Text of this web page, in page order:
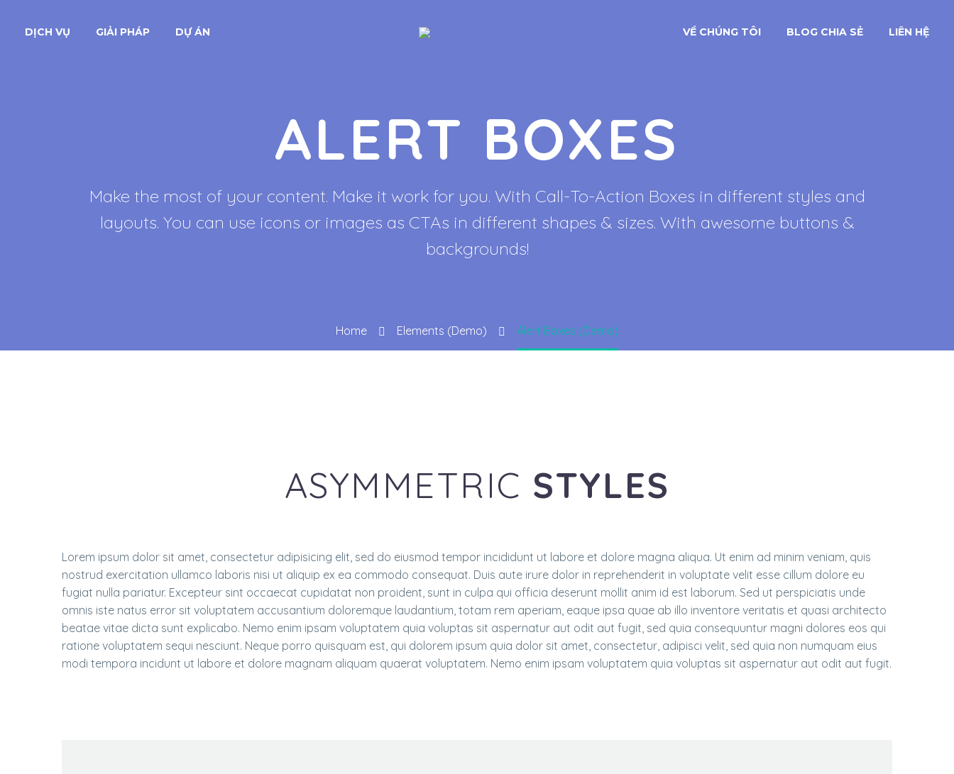
DỊCH VỤ GIẢI PHÁP DỰ ÁN VỀ CHÚNG TÔI BLOG CHIA SẺ LIÊN HỆ
ALERT BOXES
Make the most of your content. Make it work for you. With Call-To-Action Boxes in different styles and
layouts. You can use icons or images as CTAs in different shapes & sizes. With awesome buttons &
backgrounds!
Home Elements (Demo) Alert Boxes (Demo)
ASYMMETRIC STYLES
Lorem ipsum dolor sit amet, consectetur adipisicing elit, sed do eiusmod tempor incididunt ut labore et dolore magna aliqua. Ut enim ad minim veniam, quis
nostrud exercitation ullamco laboris nisi ut aliquip ex ea commodo consequat. Duis aute irure dolor in reprehenderit in voluptate velit esse cillum dolore eu
fugiat nulla pariatur. Excepteur sint occaecat cupidatat non proident, sunt in culpa qui officia deserunt mollit anim id est laborum. Sed ut perspiciatis unde
omnis iste natus error sit voluptatem accusantium doloremque laudantium, totam rem aperiam, eaque ipsa quae ab illo inventore veritatis et quasi architecto
beatae vitae dicta sunt explicabo. Nemo enim ipsam voluptatem quia voluptas sit aspernatur aut odit aut fugit, sed quia consequuntur magni dolores eos qui
ratione voluptatem sequi nesciunt. Neque porro quisquam est, qui dolorem ipsum quia dolor sit amet, consectetur, adipisci velit, sed quia non numquam eius
modi tempora incidunt ut labore et dolore magnam aliquam quaerat voluptatem. Nemo enim ipsam voluptatem quia voluptas sit aspernatur aut odit aut fugit.